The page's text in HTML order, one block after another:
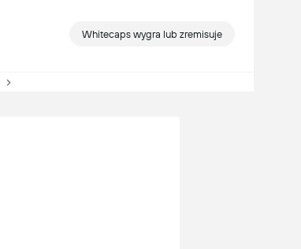
Whitecaps wygra lub zremisuje